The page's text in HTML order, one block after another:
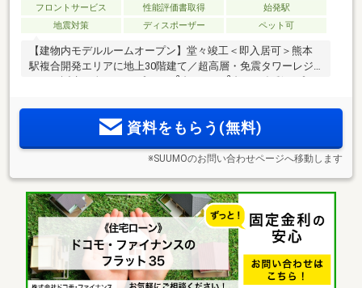
フロントサービス 性能評価書取得
始発駅
地震対策
ディスポーザー ペット可
【建物内モデルルームオープン】堂々竣工＜即入居可＞熊本
駅複合開発エリアに地上30階建て／超高層・免震タワーレジ
2 2
線開業により福岡をはじめ、関西方面へ快適なアクセス。
資料をもらう(無料)
※SUUMOのお問い合わせページへ移動します